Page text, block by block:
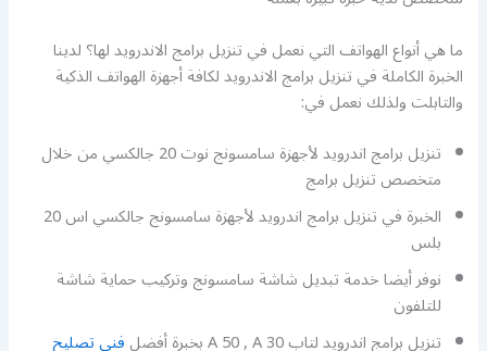
ما هي أنواع الهواتف التي نعمل في تنزيل برامج الاندرويد لها؟ لدينا
الخبرة الكاملة في تنزيل برامج الاندرويد لكافة أجهزة الهواتف الذكية
والتابلت ولذلك نعمل في:
تنزيل برامج اندرويد لأجهزة سامسونج نوت 20 جالكسي من خلال
متخصص تنزيل برامج
الخبرة في تنزيل برامج اندرويد لأجهزة سامسونج جالكسي اس 20
بلس
نوفر أيضا خدمة تبديل شاشة سامسونج وتركيب حماية شاشة
للتلفون
تنزيل برامج اندرويد لتاب A 50 , A 30 بخبرة أفضل
فني تصليح